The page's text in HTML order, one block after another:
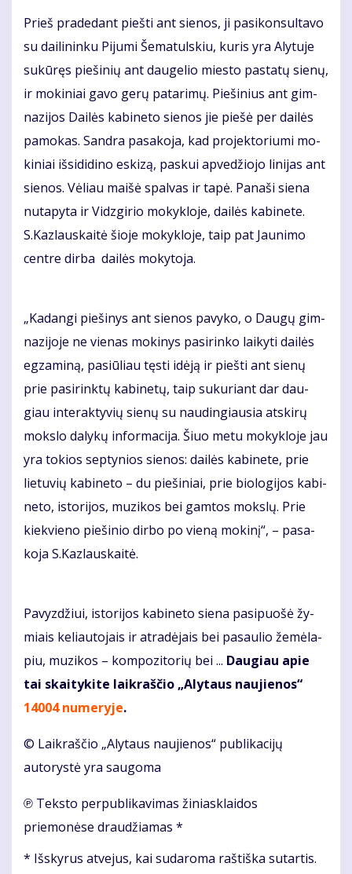
Prieš pra­de­dant pieš­ti ant sie­nos, ji pa­si­kon­sul­ta­vo
su dai­li­nin­ku Pi­ju­mi Še­ma­tuls­kiu, ku­ris yra Aly­tu­je
su­kū­ręs pie­ši­nių ant dau­ge­lio mies­to pastatų sie­nų,
ir mo­ki­niai ga­vo ge­rų pa­ta­ri­mų. Pie­ši­nius ant gim­
na­zi­jos Dai­lės ka­bi­ne­to sie­nos jie pie­šė per dai­lės
pa­mo­kas. San­dra pa­sa­ko­ja, kad pro­jek­to­riu­mi mo­
ki­niai iš­si­di­di­no es­ki­zą, pas­kui ap­ve­džio­jo li­ni­jas ant
sie­nos. Vė­liau mai­šė spal­vas ir ta­pė. Pa­na­ši sie­na
nu­ta­py­ta ir Vidz­gi­rio mo­kyk­lo­je, dai­lės ka­bi­ne­te.
S.Kaz­laus­kai­tė šio­je mo­kyk­lo­je, taip pat Jau­ni­mo
cen­tre dir­ba dai­lės mo­ky­to­ja.
„Ka­dan­gi pie­ši­nys ant sie­nos pa­vy­ko, o Dau­gų gim­
na­zi­jo­je ne vie­nas mo­ki­nys pa­si­rin­ko lai­ky­ti dai­lės
eg­za­mi­ną, pa­siū­liau tęs­ti idė­ją ir pieš­ti ant sie­nų
prie pa­si­rink­tų ka­bi­ne­tų, taip su­ku­riant dar dau­
giau in­te­rak­ty­vių sie­nų su nau­din­giau­sia at­ski­rų
moks­lo da­ly­kų in­for­ma­ci­ja. Šiuo me­tu mo­kyk­lo­je jau
yra to­kios sep­ty­nios sie­nos: dai­lės ka­bi­ne­te, prie
lie­tu­vių ka­bi­ne­to – du pie­ši­niai, prie bio­lo­gi­jos ka­bi­
ne­to, is­to­ri­jos, mu­zi­kos bei gam­tos moks­lų. Prie
kiek­vie­no pie­ši­nio dir­bo po vie­ną mo­ki­nį“, – pa­sa­
ko­ja S.Kaz­laus­kai­tė.
Pa­vyz­džiui, is­to­ri­jos ka­bi­ne­to sie­na pa­si­puo­šė žy­
miais ke­liau­to­jais ir at­ra­dė­jais bei pa­sau­lio že­mė­la­
piu, mu­zi­kos – kom­po­zi­to­rių bei ... Daugiau apie
tai skaitykite laikraščio „Alytaus naujienos“
14004 numeryje.
© Laikraščio „Alytaus naujienos“ publikacijų
autorystė yra saugoma
℗ Teksto perpublikavimas žiniasklaidos
priemonėse draudžiamas *
* Išskyrus atvejus, kai sudaroma raštiška sutartis.